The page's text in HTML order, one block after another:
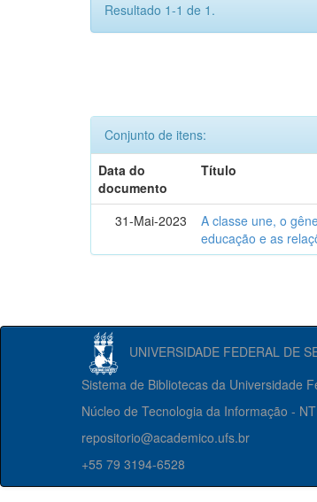
Resultado 1-1 de 1.
Conjunto de itens:
Data do
documento
Título
31-Mai-2023
A classe une, o
educação e as
UNIVERSIDADE FEDERAL DE
Sistema de Bibliotecas da Universidade
Núcleo de Tecnologia da Informação -
repositorio@academico.ufs.br
+55 79 3194-6528